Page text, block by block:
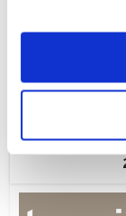
scelte privacy
dell’informativa
Chiudendo il
dei soli cookie
il tuo consenso
ogni momento